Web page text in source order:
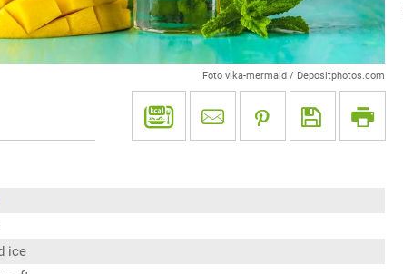
Foto vika-mermaid / Depositphotos.com
ice